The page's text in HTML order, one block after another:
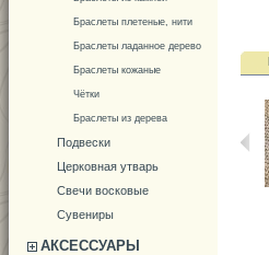
Браслеты плетеные, нити
Браслеты ладанное дерево
Браслеты кожаные
Чётки
Браслеты из дерева
Подвески
Церковная утварь
Свечи восковые
Сувениры
АКСЕССУАРЫ